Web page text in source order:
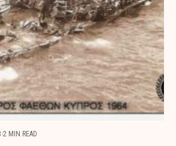
2 MIN READ